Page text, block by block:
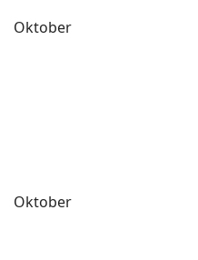
Oktober
Oktober